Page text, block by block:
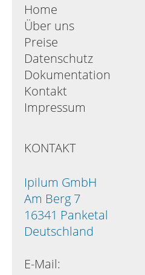
Home
Über uns
Preise
Datenschutz
Dokumentation
Kontakt
Impressum
KONTAKT
Ipilum GmbH
Am Berg 7
16341 Panketal
Deutschland
E-Mail: